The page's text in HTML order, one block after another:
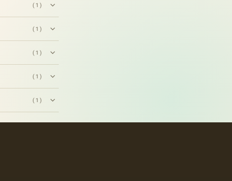
(1)
(1)
(1)
(1)
(1)